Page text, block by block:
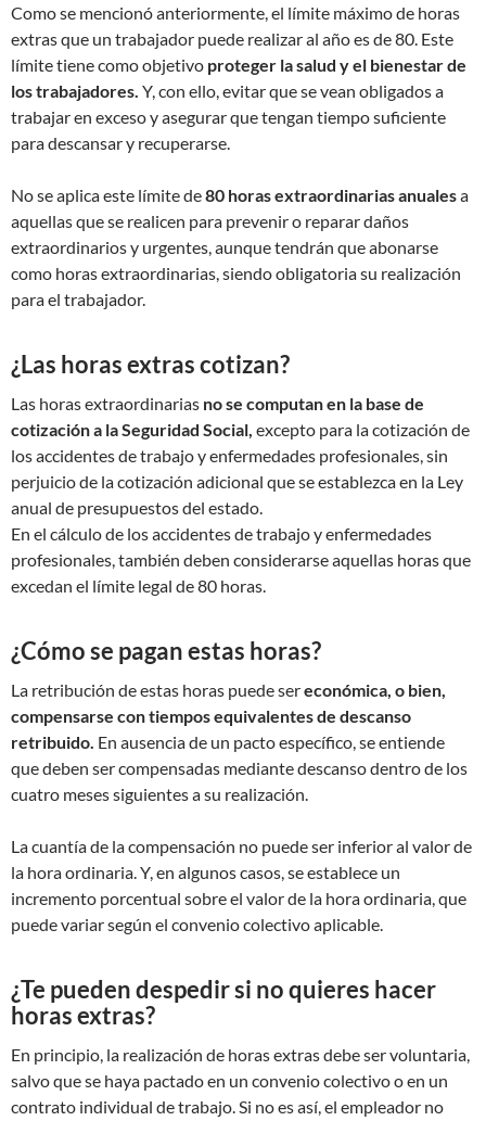
Como se mencionó anteriormente, el límite máximo de horas
extras que un trabajador puede realizar al año es de 80. Este
límite tiene como objetivo proteger la salud y el bienestar de
los trabajadores. Y, con ello, evitar que se vean obligados a
trabajar en exceso y asegurar que tengan tiempo suficiente
para descansar y recuperarse.
No se aplica este límite de80 horas extraordinarias anualesa
aquellas que se realicen para prevenir o reparar daños
extraordinarios y urgentes, aunque tendrán que abonarse
como horas extraordinarias, siendo obligatoria su realización
para el trabajador.
¿Las horas extras cotizan?
Las horas extraordinarias no se computan en la base de
cotización a la Seguridad Social, excepto para la cotización de
los accidentes de trabajo y enfermedades profesionales, sin
perjuicio de la cotización adicional que se establezca en la Ley
anual de presupuestos del estado.
En el cálculo de los accidentes de trabajo y enfermedades
profesionales, también deben considerarse aquellas horas que
excedan el límite legal de 80 horas.
¿Cómo se pagan estas horas?
La retribución de estas horas puede sereconómica, o bien,
compensarse con tiempos equivalentes de descanso
retribuido. En ausencia de un pacto específico, se entiende
que deben ser compensadas mediante descanso dentro de los
cuatro meses siguientes a su realización.
La cuantía de la compensación no puede ser inferior al valor de
la hora ordinaria. Y, en algunos casos, se establece un
incremento porcentual sobre el valor de la hora ordinaria, que
puede variar según el convenio colectivo aplicable.
¿Te pueden despedir si no quieres hacer
horas extras?
En principio, la realización de horas extras debe ser voluntaria,
salvo que se haya pactado en un convenio colectivo o en un
contrato individual de trabajo. Si no es así, el empleador no